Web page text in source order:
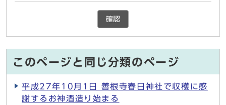
確認
このページと同じ分類のページ
平成27年10月1日 善根寺春日神社で収穫に感
謝するお神酒造り始まる